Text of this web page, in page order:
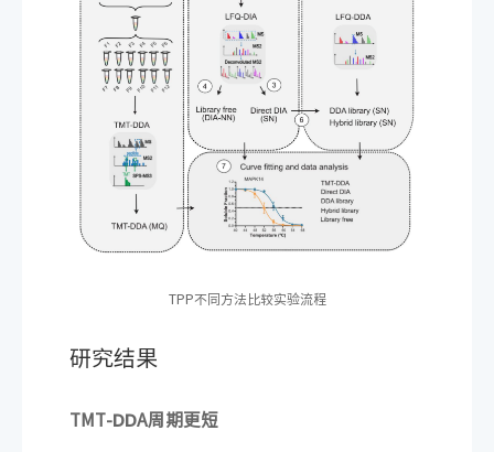
TPP不同方法比较实验流程
研究结果
TMT-DDA周期更短